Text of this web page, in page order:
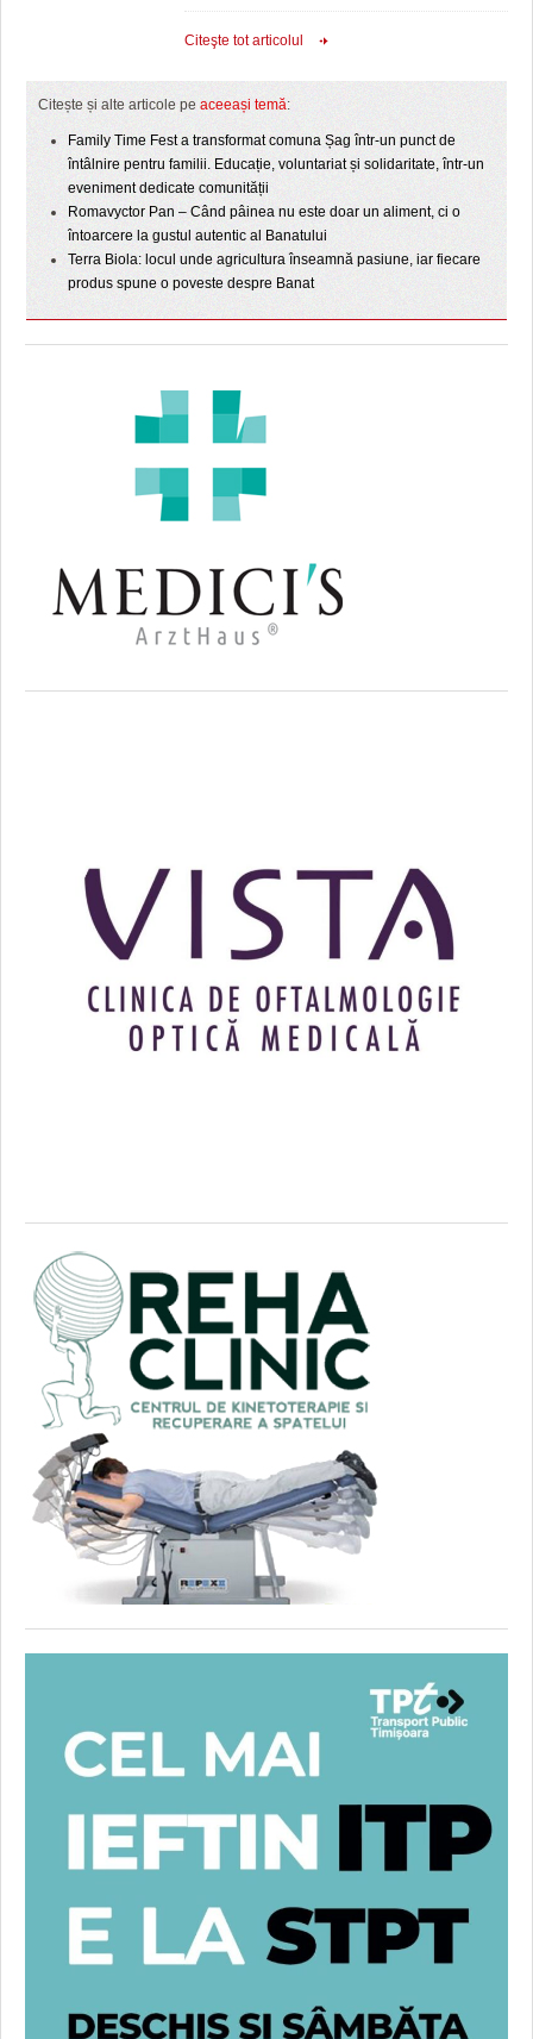
Citeşte tot articolul
Citește și alte articole pe aceeași temă:
Family Time Fest a transformat comuna Șag într-un punct de
întâlnire pentru familii. Educație, voluntariat și solidaritate, într-un
eveniment dedicate comunității
Romavyctor Pan – Când pâinea nu este doar un aliment, ci o
întoarcere la gustul autentic al Banatului
Terra Biola: locul unde agricultura înseamnă pasiune, iar fiecare
produs spune o poveste despre Banat